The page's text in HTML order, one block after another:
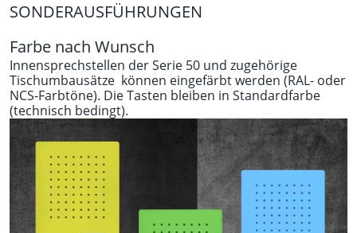
SONDERAUSFÜHRUNGEN
Farbe nach Wunsch
Innensprechstellen der Serie 50 und zugehörige
Tischumbausätze können eingefärbt werden (RAL- oder
NCS-Farbtöne). Die Tasten bleiben in Standardfarbe
(technisch bedingt).